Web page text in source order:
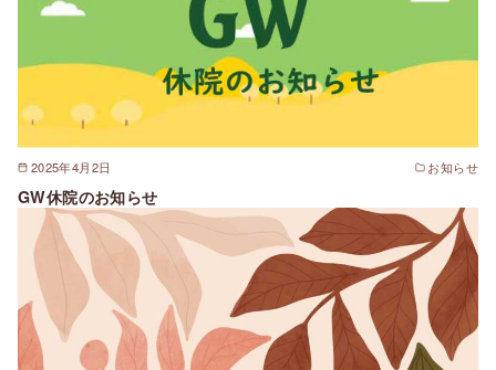
2025年4月2日 お知らせ
GW休院のお知らせ